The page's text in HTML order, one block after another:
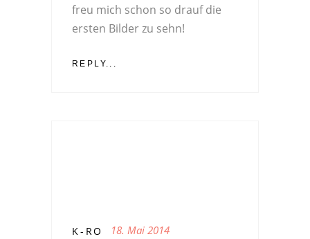
freu mich schon so drauf die
ersten Bilder zu sehn!
REPLY...
K-RO 18. Mai 2014